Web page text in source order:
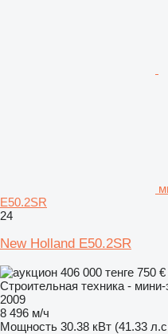
E50.2SR
24
New Holland E50.2SR
406 000 тенге 750 €
Строительная техника - мини-
2009
8 496 м/ч
Мощность 30.38 кВт (41.33